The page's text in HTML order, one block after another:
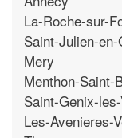
La-Roche-sur-
Saint-Julien-
Mery
Menthon-Saint-
Saint-Genix-
Les-Avenieres-